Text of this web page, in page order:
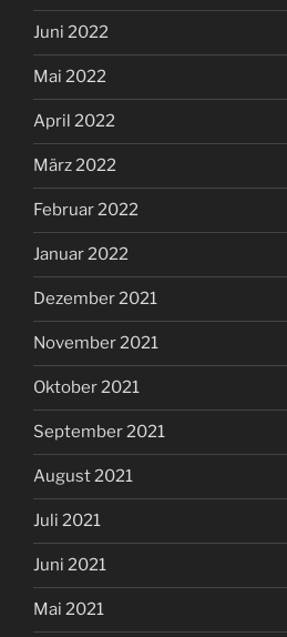
Juni 2022
Mai 2022
April 2022
März 2022
Februar 2022
Januar 2022
Dezember 2021
November 2021
Oktober 2021
September 2021
August 2021
Juli 2021
Juni 2021
Mai 2021